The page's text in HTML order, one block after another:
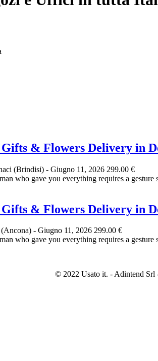
& Flowers Delivery in
(Brindisi) - Giugno 11, 2026 299.00 €
who gave you everything requires a
& Flowers Delivery in
- Giugno 11, 2026 299.00 €
who gave you everything requires a
© 2022 Usato it. - Adintend Srl